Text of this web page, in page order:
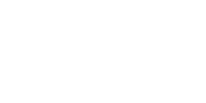
法令遵守で安心なペレットストー
ブならではの冬季運用ポイント解説
トーブ冬季運用の省エネ対策方法
冷地での燃料補給と管理ポイント